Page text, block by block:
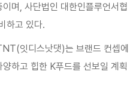
며, 사단법인 대한인플루언서협
하고 있다.
잇디스낫댓)는 브랜드 컨셉에
하고 힙한 K푸드를 선보일 계획